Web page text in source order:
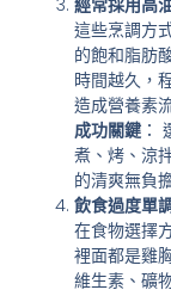
這些烹調方
的飽和脂肪
時間越久，
造成營養素
成功關鍵：
煮、烤、涼
的清爽無負
飲食過度單
在食物選擇
裡面都是雞
維生素、礦